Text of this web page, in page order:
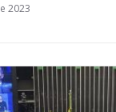
2023